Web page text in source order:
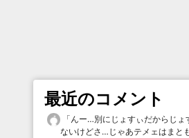
最近のコメント
「んー…別にじょすぃだからじょ
ないけどさ…じゃあテメェはまと